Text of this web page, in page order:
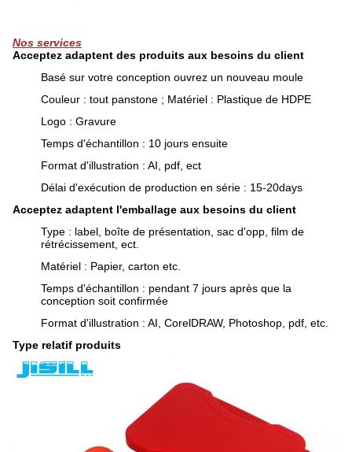
Nos services
Acceptez adaptent des produits aux besoins du client
Basé sur votre conception ouvrez un nouveau moule
Couleur : tout panstone ; Matériel : Plastique de HDPE
Logo : Gravure
Temps d'échantillon : 10 jours ensuite
Format d'illustration : AI, pdf, ect
Délai d'exécution de production en série : 15-20days
Acceptez adaptent l'emballage aux besoins du client
Type : label, boîte de présentation, sac d'opp, film de
rétrécissement, ect.
Matériel : Papier, carton etc.
Temps d'échantillon : pendant 7 jours après que la
conception soit confirmée
Format d'illustration : AI, CorelDRAW, Photoshop, pdf, etc.
Type relatif produits